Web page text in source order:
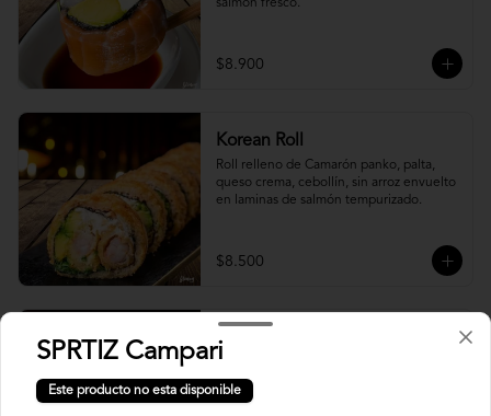
salmón fresco.
$8.900
Korean Roll
Roll relleno de Camarón panko, palta,
queso crema, cebollín, sin arroz envuelto
en laminas de salmón tempurizado.
$8.500
Crunch Roll
Roll relleno de Pollo apanado , queso
crema, cebollín, almendras triturada, sin
arroz, envuelto en palta.
SPRTIZ Campari
Este producto no esta disponible